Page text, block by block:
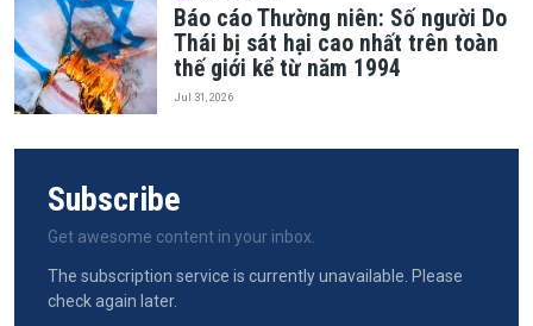
Báo cáo Thường niên: Số người Do
Thái bị sát hại cao nhất trên toàn
thế giới kể từ năm 1994
Jul 31, 2026
Subscribe
Get awesome content in your inbox.
The subscription service is currently unavailable. Please
check again later.